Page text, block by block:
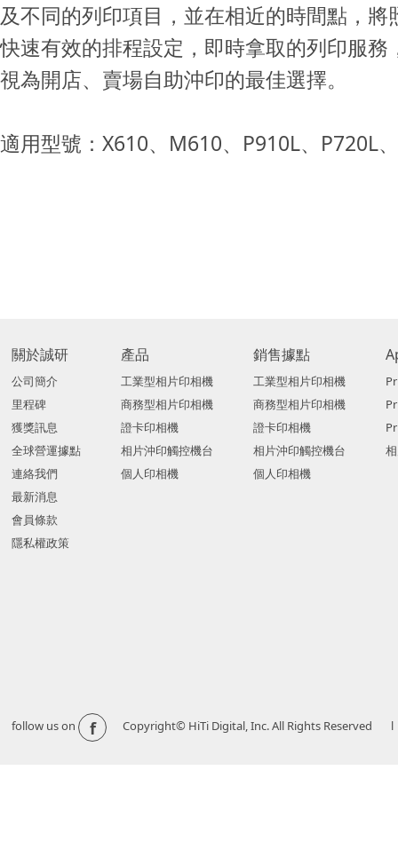
及不同的列印項目，並在相近的時間點，將
快速有效的排程設定，即時拿取的列印服
視為開店、賣場自助沖印的最佳選擇。
適用型號：X610、M610、P910L、P720L
關於誠研
公司簡介
里程碑
獲獎訊息
全球營運據點
連絡我們
最新消息
會員條款
隱私權政策
產品
工業型相片印相機
商務型相片印相機
證卡印相機
相片沖印觸控機台
個人印相機
銷售據點
工業型相片印相機
商務型相片印相機
證卡印相機
相片沖印觸控機台
個人印相機
follow us on f Copyright© HiTi Digital, Inc. All Rights Reserved l